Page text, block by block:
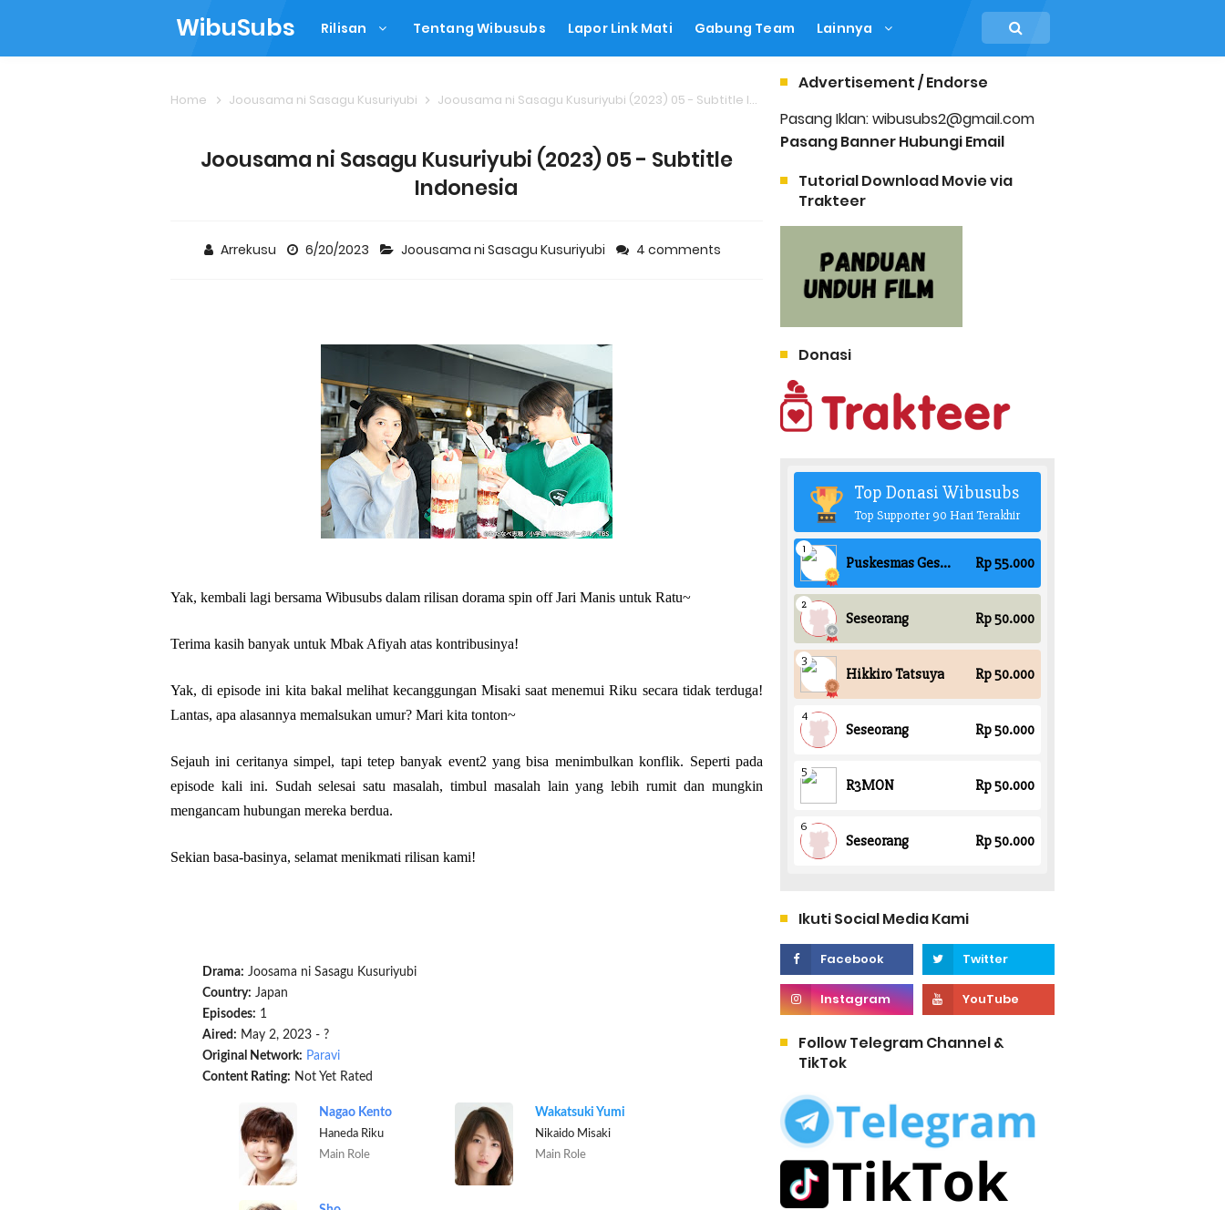
WibuSubs Rilisan Tentang Wibusubs Lapor Link Mati Gabung Team Lainnya
Home Joousama ni Sasagu Kusuriyubi Joousama ni Sasagu Kusuriyubi (2023) 05 - Subtitle Indonesia
Joousama ni Sasagu Kusuriyubi (2023) 05 - Subtitle
Indonesia
Arrekusu 6/20/2023 Joousama ni Sasagu Kusuriyubi 4 comments
Yak, kembali lagi bersama Wibusubs dalam rilisan dorama spin off Jari Manis untuk Ratu~
Terima kasih banyak untuk Mbak Afiyah atas kontribusinya!
Yak, di episode ini kita bakal melihat kecanggungan Misaki saat menemui Riku secara tidak terduga!
Lantas, apa alasannya memalsukan umur? Mari kita tonton~
Sejauh ini ceritanya simpel, tapi tetep banyak event2 yang bisa menimbulkan konflik. Seperti pada
episode kali ini. Sudah selesai satu masalah, timbul masalah lain yang lebih rumit dan mungkin
mengancam hubungan mereka berdua.
Sekian basa-basinya, selamat menikmati rilisan kami!
Drama: Joosama ni Sasagu Kusuriyubi
Country: Japan
Episodes: 1
Aired: May 2, 2023 - ?
Original Network: Paravi
Content Rating: Not Yet Rated
Nagao Kento
Haneda Riku
Main Role
Wakatsuki Yumi
Nikaido Misaki
Main Role
Advertisement / Endorse
Pasang Iklan: wibusubs2@gmail.com
Pasang Banner Hubungi Email
Tutorial Download Movie via
Trakteer
Donasi
Ikuti Social Media Kami
Follow Telegram Channel &
TikTok